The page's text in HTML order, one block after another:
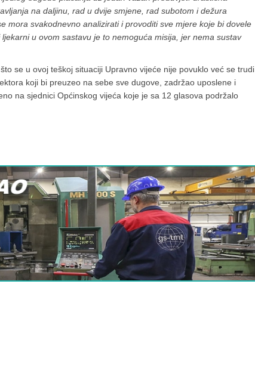
na daljinu, rad u dvije smjene, rad subotom i dežura
mora svakodnevno analizirati i provoditi sve mjere koje bi dovele
u ovom sastavu je to nemoguća misija, jer nema sustav
se u ovoj teškoj situaciji Upravno vijeće nije povuklo već se trudi
koji bi preuzeo na sebe sve dugove, zadržao uposlene i
na sjednici Općinskog vijeća koje je sa 12 glasova podržalo